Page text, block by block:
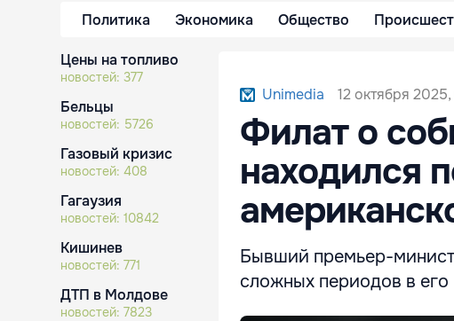
Политика Экономика Общество
Цены на топливо
новостей: 377
Бельцы
новостей: 5726
Газовый кризис
новостей: 408
Гагаузия
новостей: 10842
Кишинев
новостей: 771
ДТП в Молдове
новостей: 7823
Unimedia 12 октября
Филат о
находился
Бывший премьер-
сложных периодов в его